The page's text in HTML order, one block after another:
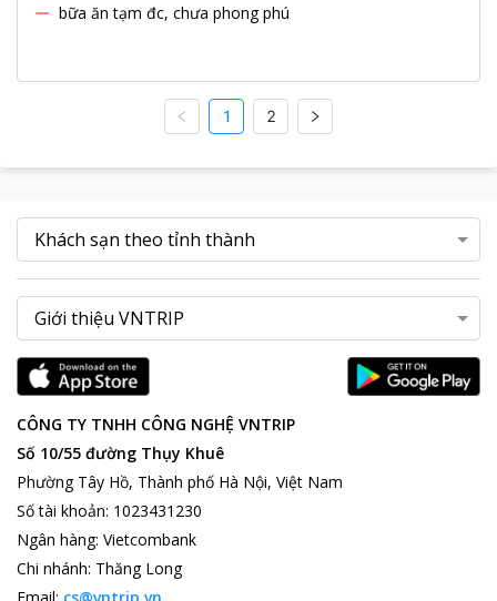
bữa ăn tạm đc, chưa phong phú
1 2
CÔNG TY TNHH CÔNG NGHỆ VNTRIP
Số 10/55 đường Thụy Khuê
Phường Tây Hồ, Thành phố Hà Nội, Việt Nam
Số tài khoản: 1023431230
Ngân hàng: Vietcombank
Chi nhánh: Thăng Long